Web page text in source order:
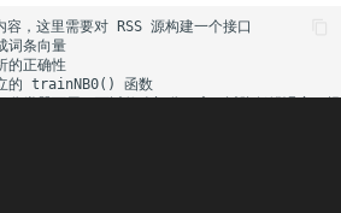
，这里需要对 RSS 源构建一个接口
词条向量
的正确性
的 trainNB0() 函数
收集内容，这里需要对 RSS 源构建